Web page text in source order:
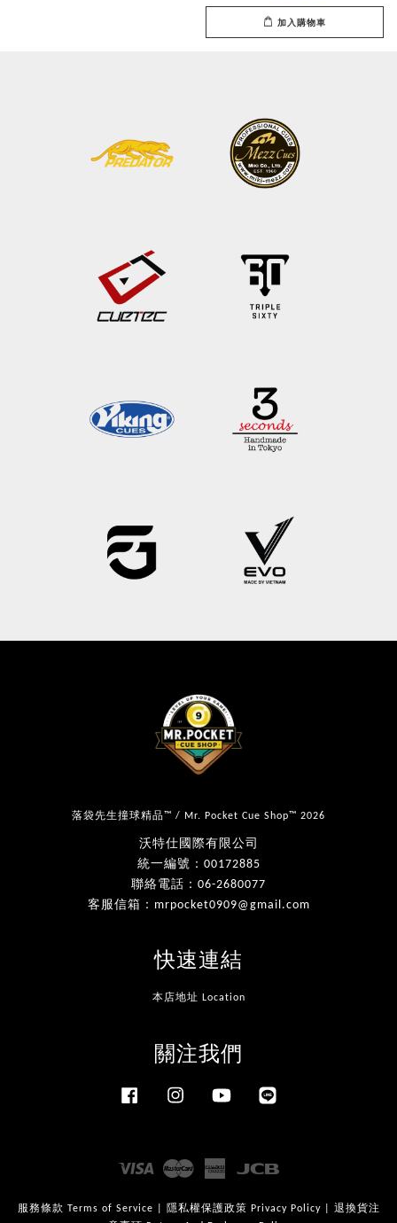
加入購物車
落袋先生撞球精品™ / Mr. Pocket Cue Shop™ 2026
沃特仕國際有限公司
統一編號：00172885
聯絡電話：06-2680077
客服信箱：mrpocket0909@gmail.com
快速連結
本店地址 Location
關注我們
Facebook Instagram YouTube
Visa Master
American
服務條款 Terms of Service 隱私權保護政策 Privacy Policy| 退換貨注